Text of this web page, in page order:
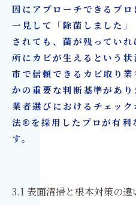
因にアプローチできるプロ
一見して「除菌しました
されても、菌が残ってい
所にカビが生えるという
市で信頼できるカビ取り
かの重要な判断基準があ
業者選びにおけるチェッ
法®を採用したプロが有利
す。
3.1 表面清掃と根本対策の違